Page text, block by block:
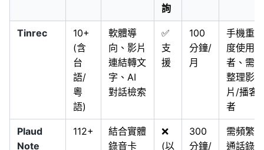
詢
Tinrec
10+
(含
台
語/
粵
語)
軟體導
向、影片
連結轉文
字、AI
對話檢索
✅
支
援
100
分鐘/
月
手機重
度使用
者、需
整理影
片/播客
者
Plaud
Note
112+
結合實體
錄音卡
❌
(以
300
分鐘/
需頻繁
通話錄